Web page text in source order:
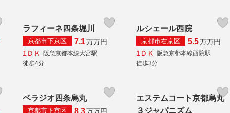
ラフィーネ四条堀川
京都市下京区 7.1万万円
1ＤＫ
阪急京都本線大宮駅
徒歩4分
ルシェール西院
京都市右京区 5.5万万円
1ＤＫ
阪急京都本線西院駅
徒歩3分
ベラジオ四条烏丸
京都市下京区 8.3
エステムコート京都烏丸
３ジャパニズム